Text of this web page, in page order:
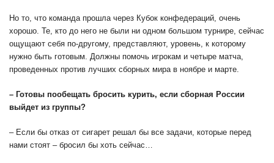
Но то, что команда прошла через Кубок конфедераций, очень
хорошо. Те, кто до него не были ни одном большом турнире, сейчас
ощущают себя по-другому, представляют, уровень, к которому
нужно быть готовым. Должны помочь игрокам и четыре матча,
проведенных против лучших сборных мира в ноябре и марте.
– Готовы пообещать бросить курить, если сборная России
выйдет из группы?
– Если бы отказ от сигарет решал бы все задачи, которые перед
нами стоят – бросил бы хоть сейчас…​